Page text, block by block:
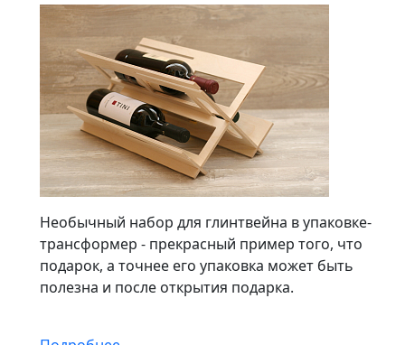
Необычный набор для глинтвейна в упаковке-
трансформер - прекрасный пример того, что
подарок, а точнее его упаковка может быть
полезна и после открытия подарка.